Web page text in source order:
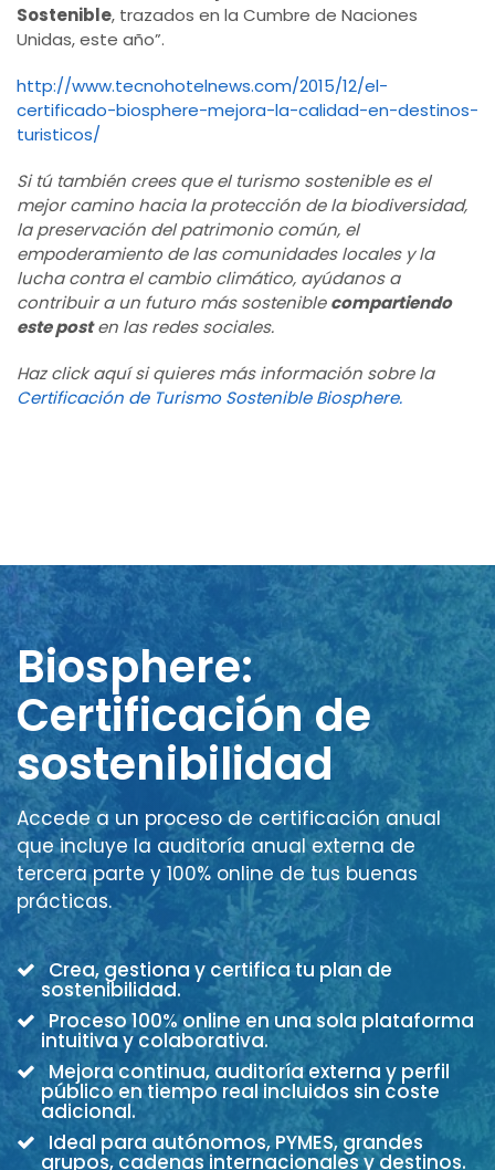
Sostenible, trazados en la Cumbre de Naciones
Unidas, este año”.
http://www.tecnohotelnews.com/2015/12/el-
certificado-biosphere-mejora-la-calidad-en-destinos-
turisticos/
Si tú también crees que el turismo sostenible es el
mejor camino hacia la protección de la biodiversidad,
la preservación del patrimonio común, el
empoderamiento de las comunidades locales y la
lucha contra el cambio climático, ayúdanos a
contribuir a un futuro más sosteniblecompartiendo
este posten las redes sociales.
Haz click aquí si quieres más información sobre la
Certificación de Turismo Sostenible Biosphere.
Biosphere:
Certificación de
sostenibilidad
Accede a un proceso de certificación anual
que incluye la auditoría anual externa de
tercera parte y 100% online de tus buenas
prácticas.
Crea, gestiona y certifica tu plan de
sostenibilidad.
Proceso 100% online en una sola plataforma
intuitiva y colaborativa.
Mejora continua, auditoría externa y perfil
público en tiempo real incluidos sin coste
adicional.
Ideal para autónomos, PYMES, grandes
grupos, cadenas internacionales y destinos.